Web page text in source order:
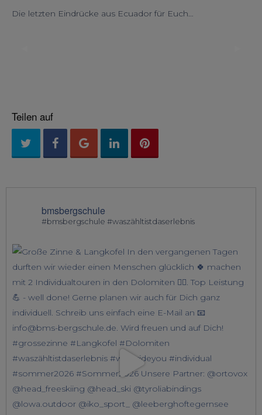
Die letzten Eindrücke aus Ecuador für Euch…
Teilen auf
bmsbergschule
#bmsbergschule #waszähltistdaserlebnis